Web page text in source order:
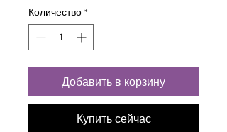
Количество *
Добавить в корзину
Купить сейчас